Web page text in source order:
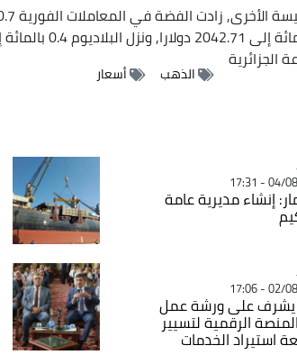
الجزائرية
الذهب أسعار
04/08/
إنشاء مديرية عامة
02/08/
يشرف على ورشة عمل
الرقمية لتسيير
استيراد الخدمات